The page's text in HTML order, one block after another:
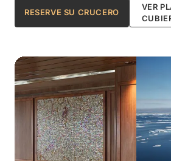
RESERVE SU CRUCERO
VER